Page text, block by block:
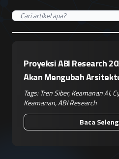
Proyeksi ABI Research
Akan Mengubah
Tags: Tren Siber,Keamanan AI,
Keamanan,ABI Research
Baca